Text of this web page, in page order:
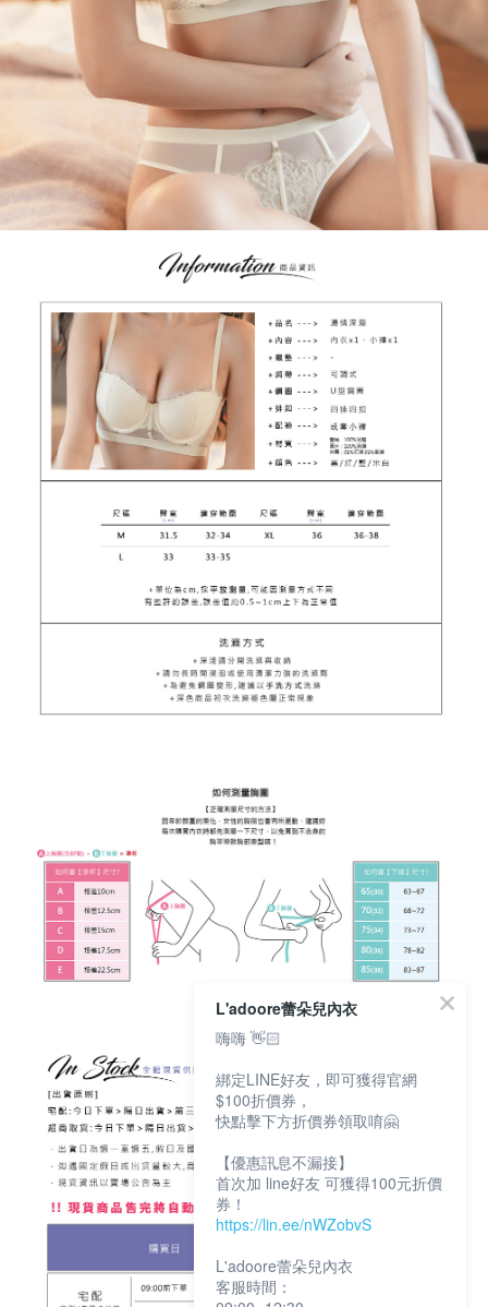
L'adoore蕾朵兒內衣
嗨嗨 👋🏻
綁定LINE好友，即可獲得官網
$100折價券，
快點擊下方折價券領取唷🤗
【優惠訊息不漏接】
首次加 line好友 可獲得100元折價
券！
https://lin.ee/nWZobvS
L'adoore蕾朵兒內衣
客服時間：